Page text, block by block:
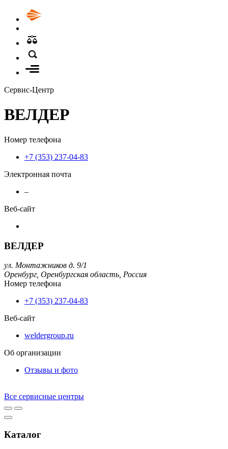
Сервис-Центр
ВЕЛДЕР
Номер телефона
+7 (353) 237-04-83
Электронная почта
–
Веб-сайт
ВЕЛДЕР
ул. Монтажников д. 9/1
Оренбург, Оренбургская область, Россия
Номер телефона
+7 (353) 237-04-83
Веб-сайт
weldergroup.ru
Об организации
Отзывы и фото
Все сервисные центры
Каталог